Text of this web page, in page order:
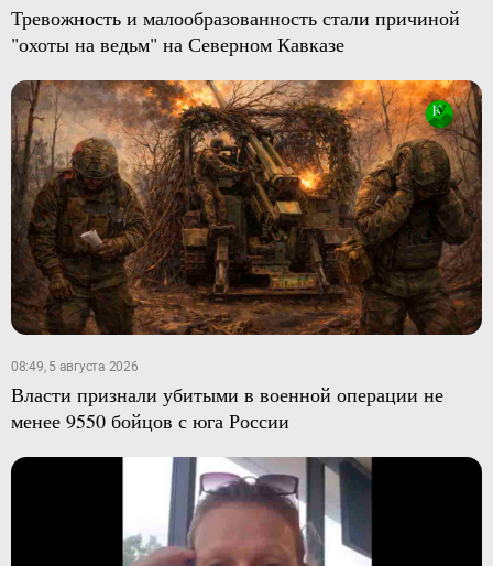
Тревожность и малообразованность стали причиной
"охоты на ведьм" на Северном Кавказе
08:49, 5 августа 2026
Власти признали убитыми в военной операции не
менее 9550 бойцов с юга России